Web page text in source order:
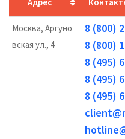
Москва, Аргуно
вская ул., 4
8 (800)
8 (800)
8 (495)
8 (495)
8 (495)